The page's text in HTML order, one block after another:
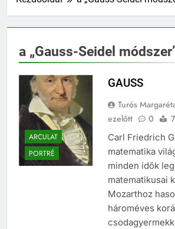
a „Gauss-Seidel
ARCULAT
PORTRÉ
GAUSS
Turós
ezelőtt
0
Carl Friedrich
matematika
minden idők
matematikusai
Mozarthoz
hároméves